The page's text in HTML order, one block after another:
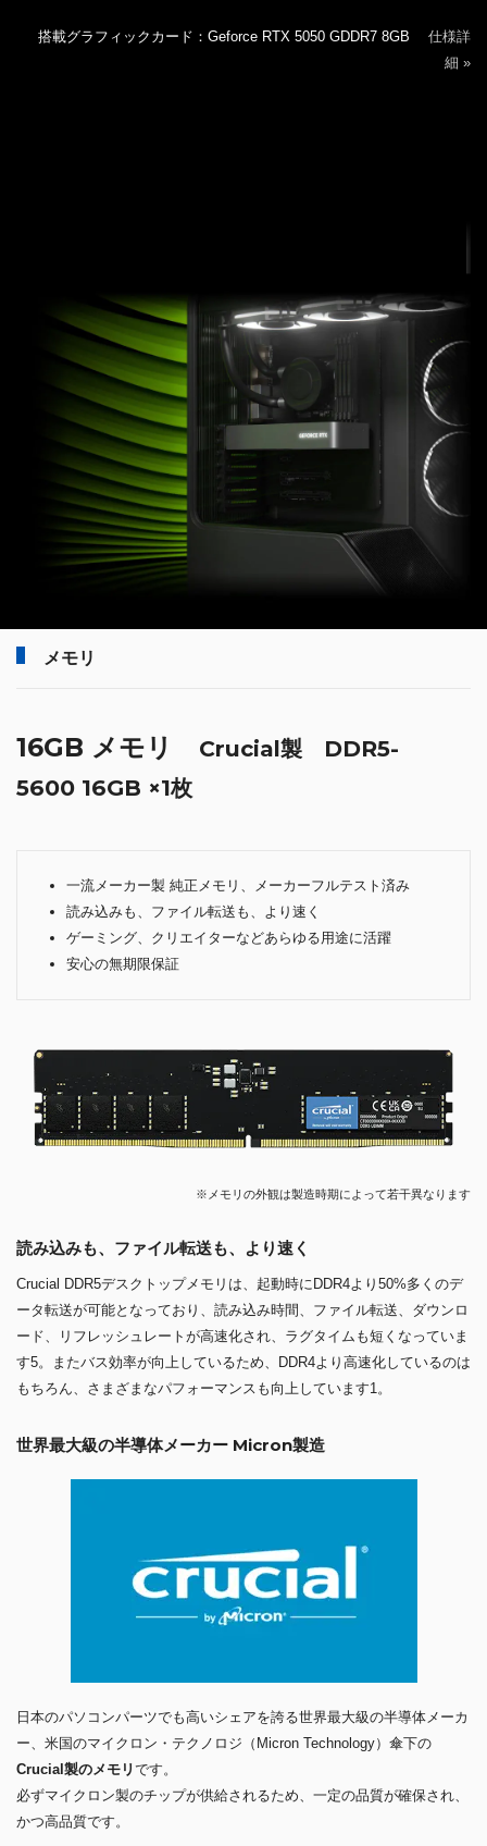
搭載グラフィックカード：Geforce RTX 5050 GDDR7 8GB 仕様詳
細 »
メモリ
16GB メモリ
Crucial製 DDR5-
5600 16GB ×1枚
一流メーカー製 純正メモリ、メーカーフルテスト済み
読み込みも、ファイル転送も、より速く
ゲーミング、クリエイターなどあらゆる用途に活躍
安心の無期限保証
※メモリの外観は製造時期によって若干異なります
読み込みも、ファイル転送も、より速く
Crucial DDR5デスクトップメモリは、起動時にDDR4より50%多くのデ
ータ転送が可能となっており、読み込み時間、ファイル転送、ダウンロ
ード、リフレッシュレートが高速化され、ラグタイムも短くなっていま
す5。またバス効率が向上しているため、DDR4より高速化しているのは
もちろん、さまざまなパフォーマンスも向上しています1。
世界最大級の半導体メーカー Micron製造
日本のパソコンパーツでも高いシェアを誇る世界最大級の半導体メーカ
ー、米国のマイクロン・テクノロジ（Micron Technology）傘下の
Crucial製のメモリです。
必ずマイクロン製のチップが供給されるため、一定の品質が確保され、
かつ高品質です。